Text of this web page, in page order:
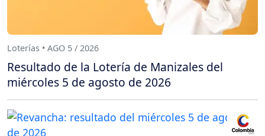
Loterías • AGO 5 / 2026
Resultado de la Lotería de Manizales del
miércoles 5 de agosto de 2026